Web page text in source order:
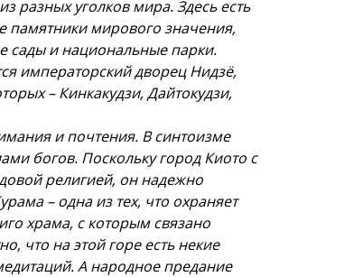
разных уголков мира. Здесь есть
памятники мирового значения,
сады и национальные парки.
императорский дворец Нидзё,
– Кинкакудзи, Дайтокудзи,
и почтения. В синтоизме
богов. Поскольку город Киото с
религией, он надежно
– одна из тех, что охраняет
храма, с которым связано
что на этой горе есть некие
А народное предание